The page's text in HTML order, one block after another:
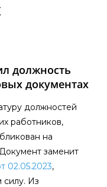
должность
документах
должностей
работников,
на
заменит
02.05.2023,
силу. Из